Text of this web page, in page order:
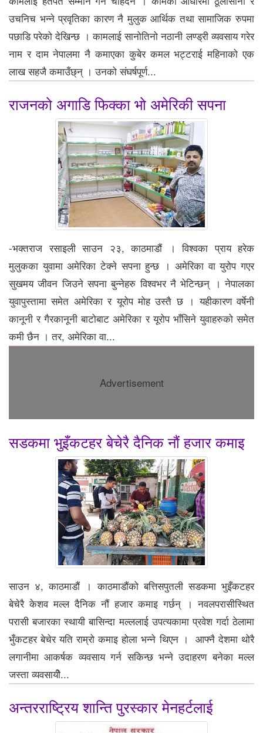
उचनिच भन्ने प्रवृतिका कारण नै मुलुक आर्थिक तथा सामाजिक रुपमा
पछाडि परेको देखिन्छ । कामलाई सानोतिनो नठानी लण्ड्री व्यवसाय गरेर
नाम र दाम नेपालमा नै कमाएका कुबेर कमल भट्टराई महिनाको एक
लाख सहजै कमाउँछ्न् । उनको संघर्षपूर्ण...
राजनको अगाडि फिक्का भो अमेरिकी सपना
-भक्तराज रसाइली साउन २३, काठमाडौं । विश्वका प्राय हरेक
मुलुकका युवामा अमेरिका टेक्ने सपना हुन्छ । अमेरिका वा युरोप गएर
सुखमय जीवन जिउने सपना बुन्नेहरु विश्वभर नै भेटिन्छन् । नेपालका
युवापुस्तामा समेत अमेरिका र यूरोप मोह उस्तै छ । यहीकारण वर्षेनी
कानूनी र गैरकानूनी बाटोबाट अमेरिका र यूरोप भाँसिने युवाहरुको समेत
कमी छैन । तर, अमेरिका वा...
Advertisement
सडकमा भुइँकटहर बेचेरै दैनिक नौं हजार कमाइ
साउन ४, काठमाडौं । काठमाडौंको बत्तिसपुतली सडकमा भुइँकटहर
बेचेरै केशव मल्ल दैनिक नौं हजार कमाइ गर्छन् । नवलपरासीस्थित
परासी बजारका स्थायी बासिन्दा मल्ललाई उपत्यकामा प्रवेश गर्दा ठेलामा
भुँकटहर बेचेर यति राम्रो कमाइ होला भन्ने थिएन । आफ्नै देशमा थोरै
लगानीमा आकर्षक व्यवसाय गर्न सकिन्छ भन्ने उदाहरण बनेका मल्ल
जस्ता व्यवसायीे...
अन्तरराष्ट्रिय शान्ति पुरस्कार मेनहर्टलाई